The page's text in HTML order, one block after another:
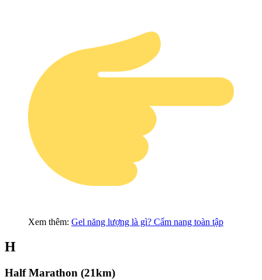
Xem thêm: Gel năng lượng là gì? Cẩm nang toàn tập
H
Half Marathon (21km)